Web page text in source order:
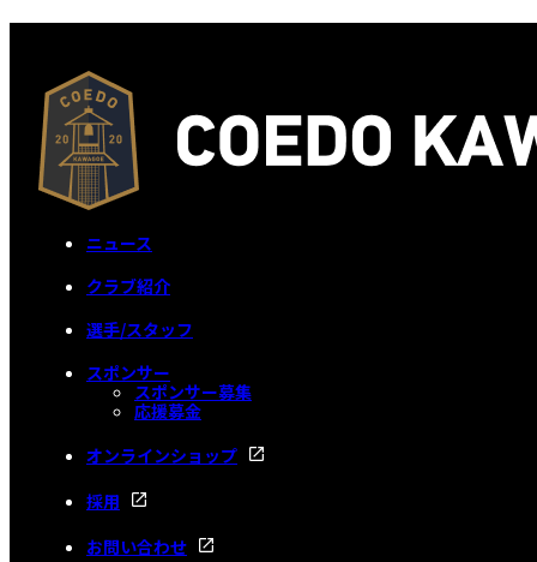
ニュース
クラブ紹介
選手/スタッフ
スポンサー
スポンサー募集
応援募金
オンラインショップ
採用
お問い合わせ